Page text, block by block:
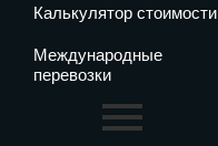
Калькулятор стоимости
Международные
перевозки